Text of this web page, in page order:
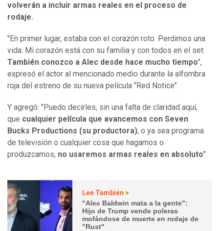
volverán a incluir armas reales en el proceso de
rodaje.
"En primer lugar, estaba con el corazón roto. Perdimos una
vida. Mi corazón está con su familia y con todos en el set.
También conozco a Alec desde hace mucho tiempo",
expresó el actor al mencionado medio durante la alfombra
roja del estreno de su nueva película "Red Notice".
Y agregó: "Puedo decirles, sin una falta de claridad aquí,
que cualquier película que avancemos con Seven
Bucks Productions (su productora), o ya sea programa
de televisión o cualquier cosa que hagamos o
produzcamos, no usaremos armas reales en absoluto".
Lee También >
"Alec Baldwin mata a la gente":
Hijo de Trump vende poleras
mofándose de muerte en rodaje de
"Rust"